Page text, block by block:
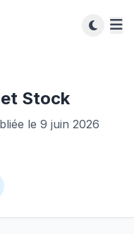
Stock
le 9 juin 2026